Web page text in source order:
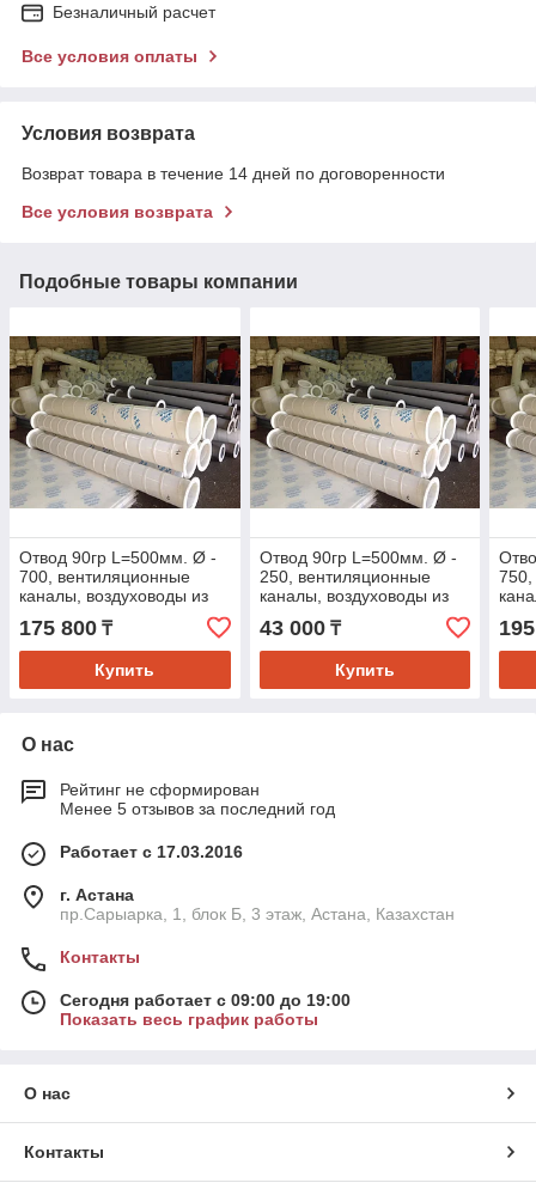
Безналичный расчет
Все условия оплаты
Условия возврата
Возврат товара в течение 14 дней по договоренности
Все условия возврата
Подобные товары компании
Отвод 90гр L=500мм. Ø -
700, вентиляционные
каналы, воздуховоды из
полипропилена
175 800 ₸
Купить
Отвод 90гр L=500мм. Ø -
250, вентиляционные
каналы, воздуховоды из
полипропилена
43 000₸
Купить
750,
О нас
Рейтинг не сформирован
Менее 5 отзывов за последний год
Работает с 17.03.2016
г. Астана
пр.Сарыарка, 1, блок Б, 3 этаж, Астана, Казахстан
Контакты
Сегодня работает с 09:00 до 19:00
Показать весь график работы
О нас
Контакты